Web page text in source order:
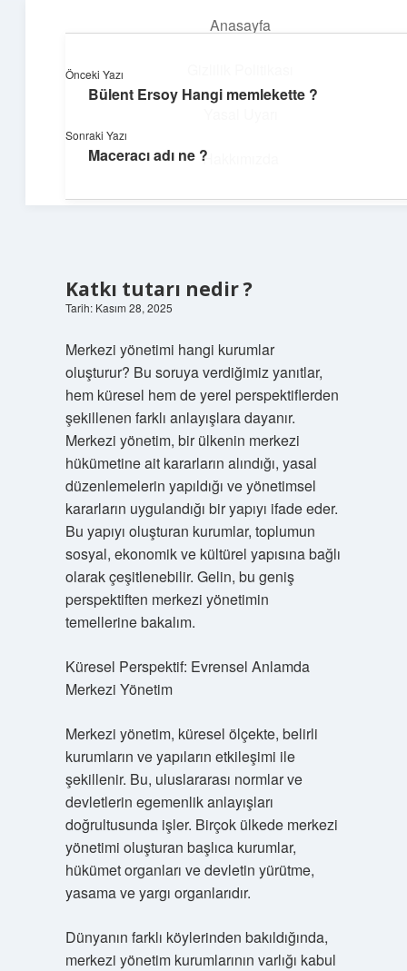
Anasayfa
Hakkımızda
Neşeli Fikir Köşesi
Hayatına neşe katan kısa hikayeler!
Katkı tutarı nedir ?
Tarih: Kasım 28, 2025
Merkezi yönetimi hangi kurumlar
oluşturur? Bu soruya verdiğimiz yanıtlar,
hem küresel hem de yerel perspektiflerden
şekillenen farklı anlayışlara dayanır.
Merkezi yönetim, bir ülkenin merkezi
hükümetine ait kararların alındığı, yasal
düzenlemelerin yapıldığı ve yönetimsel
kararların uygulandığı bir yapıyı ifade eder.
Bu yapıyı oluşturan kurumlar, toplumun
sosyal, ekonomik ve kültürel yapısına bağlı
olarak çeşitlenebilir. Gelin, bu geniş
perspektiften merkezi yönetimin
temellerine bakalım.
Küresel Perspektif: Evrensel Anlamda
Merkezi Yönetim
Merkezi yönetim, küresel ölçekte, belirli
kurumların ve yapıların etkileşimi ile
şekillenir. Bu, uluslararası normlar ve
devletlerin egemenlik anlayışları
doğrultusunda işler. Birçok ülkede merkezi
yönetimi oluşturan başlıca kurumlar,
hükümet organları ve devletin yürütme,
yasama ve yargı organlarıdır.
Dünyanın farklı köylerinden bakıldığında,
merkezi yönetim kurumlarının varlığı kabul
Önceki Yazı
Bülent Ersoy Hangi memlekette ?
Sonraki Yazı
Maceracı adı ne ?